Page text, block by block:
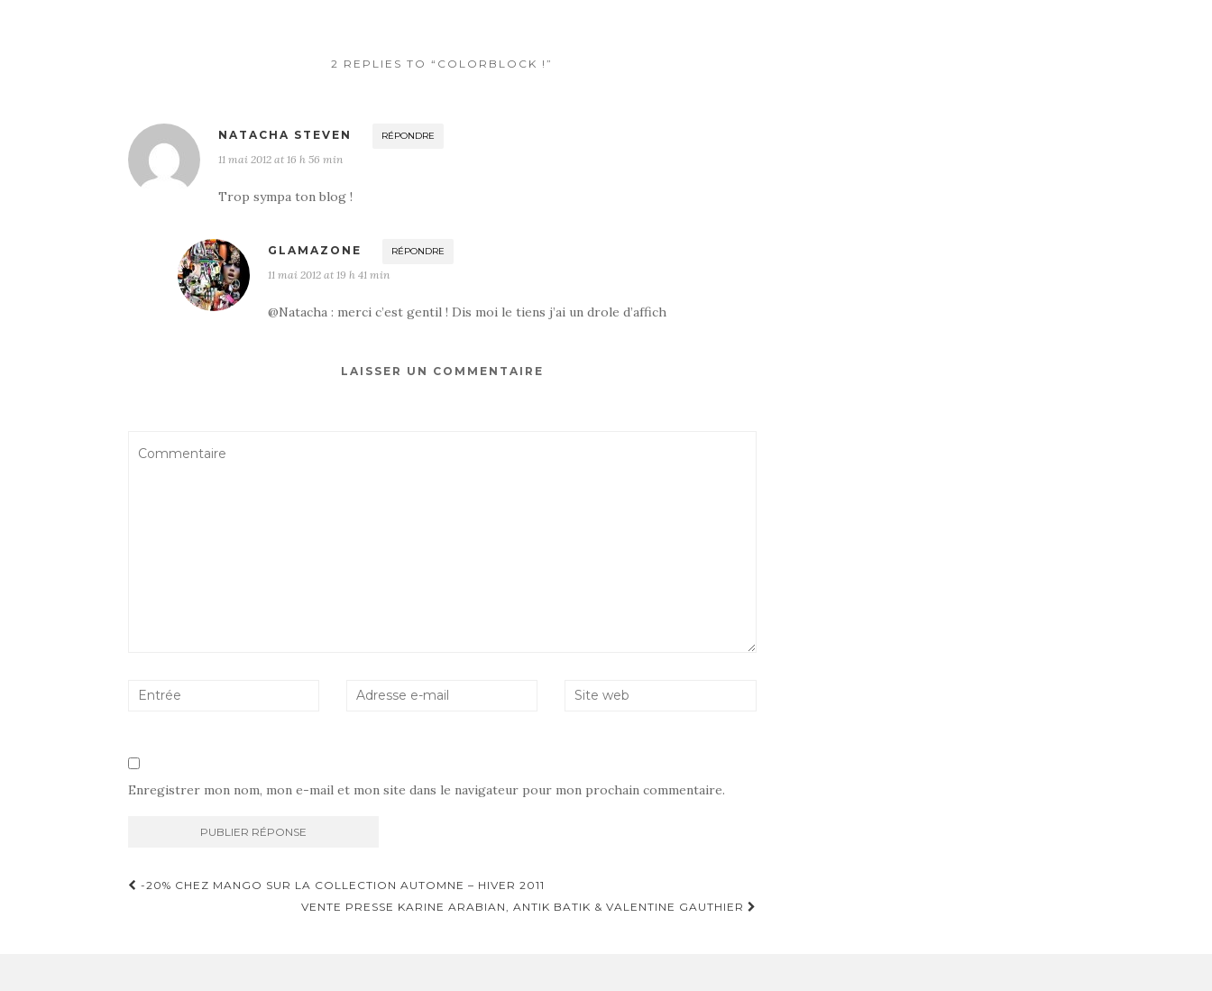
2 REPLIES TO “COLORBLOCK !”
NATACHA STEVEN RÉPONDRE
11 mai 2012 at 16 h 56 min
Trop sympa ton blog !
GLAMAZONE RÉPONDRE
11 mai 2012 at 19 h 41 min
@Natacha : merci c’est gentil ! Dis moi le tiens j’ai un drole d’affich
LAISSER UN COMMENTAIRE
Enregistrer mon nom, mon e-mail et mon site dans le navigateur pour mon prochain commentaire.
Navigation
-20% CHEZ MANGO SUR LA COLLECTION AUTOMNE – HIVER 2011
VENTE PRESSE KARINE ARABIAN, ANTIK BATIK & VALENTINE GAUTHIER